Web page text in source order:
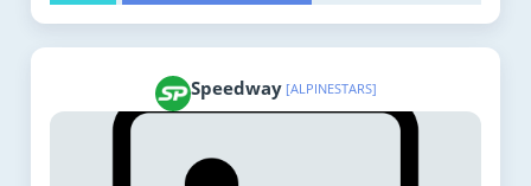
Speedway [ALPINESTARS]